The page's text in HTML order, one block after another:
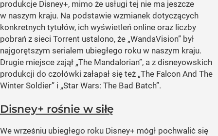
produkcje Disney+, mimo że usługi tej nie ma jeszcze
w naszym kraju. Na podstawie wzmianek dotyczących
konkretnych tytułów, ich wyświetleń online oraz liczby
pobrań z sieci Torrent ustalono, że „WandaVision” był
najgorętszym serialem ubiegłego roku w naszym kraju.
Drugie miejsce zajął „The Mandalorian”, a z disneyowskich
produkcji do czołówki załapał się też „The Falcon And The
Winter Soldier” i „Star Wars: The Bad Batch”.
Disney+ rośnie w siłę
We wrześniu ubiegłego roku Disney+ mógł pochwalić się